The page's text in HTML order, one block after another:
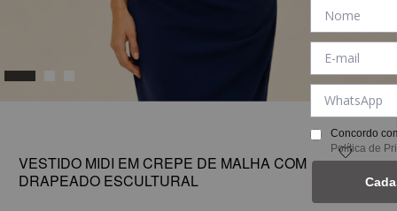
1
VESTIDO MIDI EM CREPE DE MALHA COM
DRAPEADO ESCULTURAL
Concordo
Política de